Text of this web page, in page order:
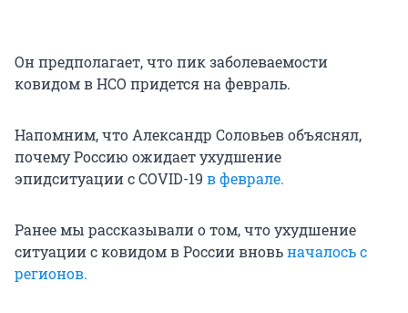
Он предполагает, что пик заболеваемости
ковидом в НСО придется на февраль.
Напомним, что Александр Соловьев объяснял,
почему Россию ожидает ухудшение
эпидситуации с COVID-19 в феврале.
Ранее мы рассказывали о том, что ухудшение
ситуации с ковидом в России вновьначалось с
регионов.